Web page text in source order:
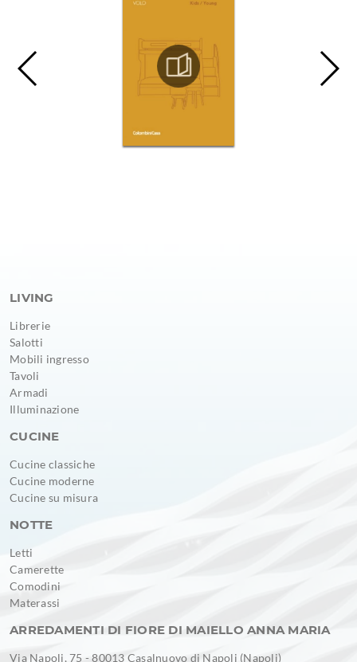
LIVING
Librerie
Salotti
Mobili ingresso
Tavoli
Armadi
Illuminazione
CUCINE
Cucine classiche
Cucine moderne
Cucine su misura
NOTTE
Letti
Camerette
Comodini
Materassi
ARREDAMENTI DI FIORE DI MAIELLO ANNA MARIA
Via Napoli, 75 - 80013 Casalnuovo di Napoli (Napoli)